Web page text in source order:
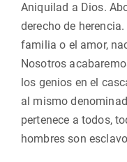
Aniquilad a Dios.
derecho de
familia o el amor,
Nosotros
los genios en el
al mismo
pertenece a todos,
hombres son